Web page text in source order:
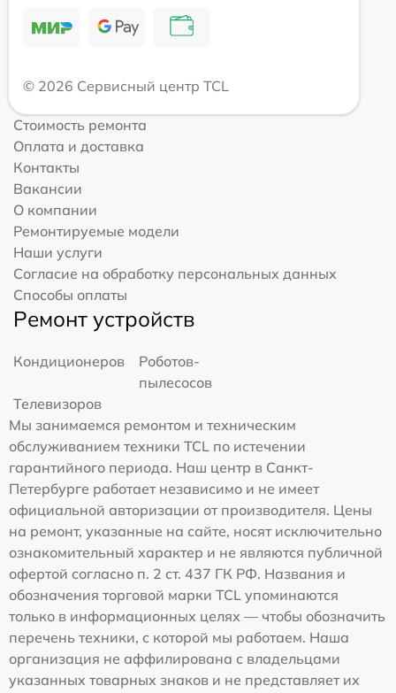
© 2026 Сервисный центр TCL
Стоимость ремонта
Оплата и доставка
Контакты
Вакансии
О компании
Ремонтируемые модели
Наши услуги
Согласие на обработку персональных данных
Способы оплаты
Ремонт устройств
Кондиционеров
Роботов-
пылесосов
Телевизоров
Мы занимаемся ремонтом и техническим
обслуживанием техники TCL по истечении
гарантийного периода. Наш центр в Санкт-
Петербурге работает независимо и не имеет
официальной авторизации от производителя. Цены
на ремонт, указанные на сайте, носят исключительно
ознакомительный характер и не являются публичной
офертой согласно п. 2 ст. 437 ГК РФ. Названия и
обозначения торговой марки TCL упоминаются
только в информационных целях — чтобы обозначить
перечень техники, с которой мы работаем. Наша
организация не аффилирована с владельцами
указанных товарных знаков и не представляет их